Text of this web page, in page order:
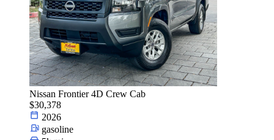
Nissan Frontier 4D Crew Cab
$30,378
2026
gasoline